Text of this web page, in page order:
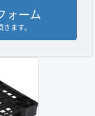
ォーム
ます。